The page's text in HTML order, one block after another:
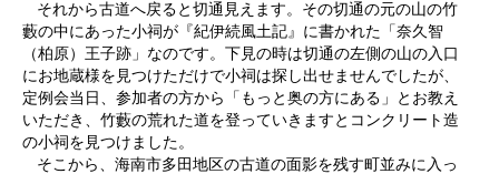
それから古道へ戻ると切通見えます。その切通の元の山の竹
藪の中にあった小祠が『紀伊続風土記』に書かれた「奈久智
（柏原）王子跡」なのです。下見の時は切通の左側の山の入口
にお地蔵様を見つけただけで小祠は探し出せませんでしたが、
定例会当日、参加者の方から「もっと奥の方にある」とお教え
いただき、竹藪の荒れた道を登っていきますとコンクリート造
の小祠を見つけました。
そこから、海南市多田地区の古道の面影を残す町並みに入っ